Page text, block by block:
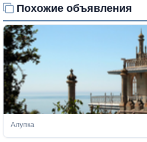
Похожие объявления
Алупка